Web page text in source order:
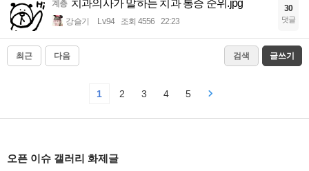
계층 치과의사가 말하는 치과 통증 순위.jpg
강슬기 Lv.94 조회 4556 22:23
30
댓글
최근 다음 검색 글쓰기
1 2 3 4 5
오픈 이슈 갤러리 화제글